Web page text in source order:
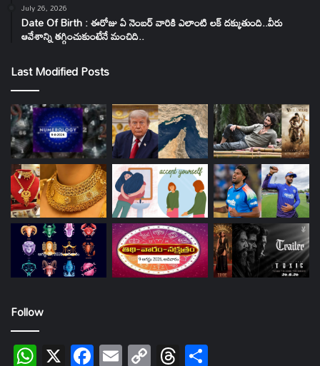
July 26, 2026
Date Of Birth : ఈరోజు ఏ నెంబర్ వారికి ఎలాంటి లక్ దక్కుతుంది..వీరు
ఆవేశాన్ని తగ్గించుకుంటేనే మంచిది..
Last Modified Posts
Follow
WhatsApp
X Facebook
EmailCopyThreads